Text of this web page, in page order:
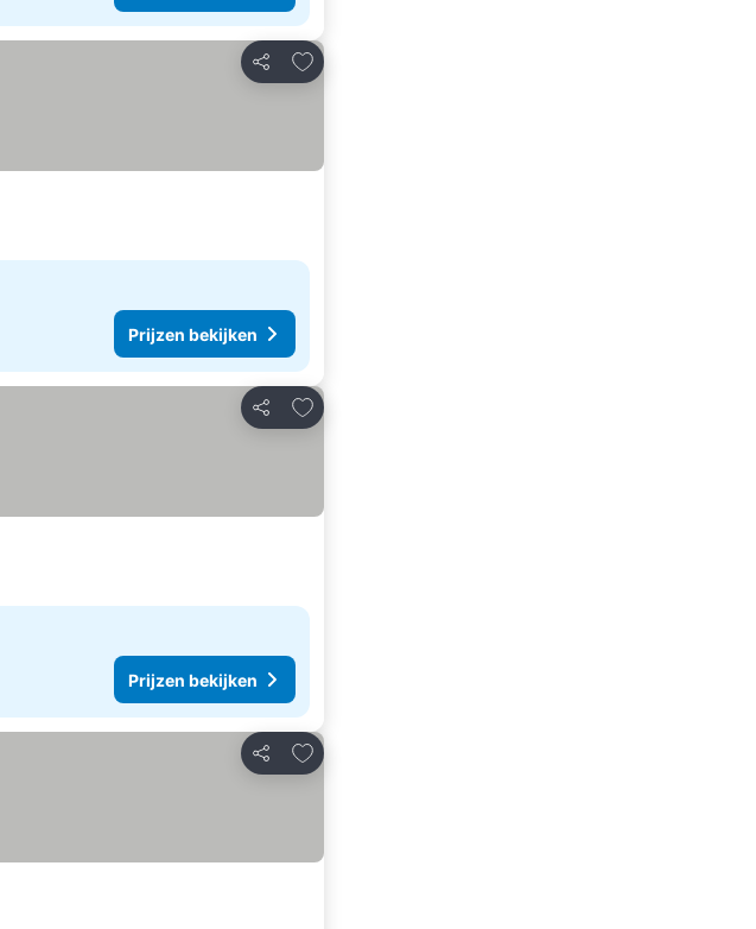
Delen
Toevoegen aan favorieten
Prijzen bekijken
Delen
Toevoegen aan favorieten
Prijzen bekijken
Delen
Toevoegen aan favorieten